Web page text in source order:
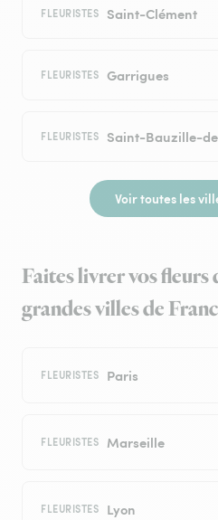
FLEURISTES Saint-Clément
FLEURISTES Garrigues
FLEURISTES Saint-Bauzille-
Voir toutes les
Faites livrer vos fleurs
grandes villes de
FLEURISTES Paris
FLEURISTES Marseille
FLEURISTES Lyon